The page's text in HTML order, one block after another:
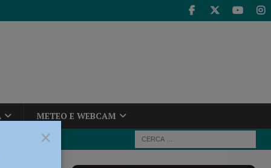
METEO E WEBCAM
×